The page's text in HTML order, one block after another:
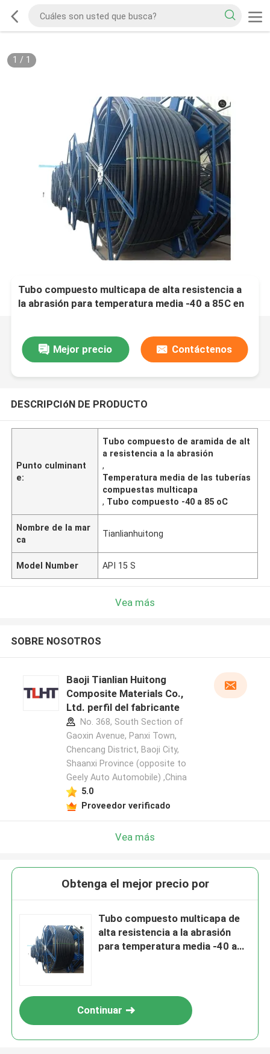
1 / 1
Tubo compuesto multicapa de alta resistencia a
la abrasión para temperatura media -40 a 85C en
Mejor precio Contáctenos
DESCRIPCIóN DE PRODUCTO
Punto culminant
e:
Tubo compuesto de aramida de alt
a resistencia a la abrasión
,
Temperatura media de las tuberías
compuestas multicapa
, Tubo compuesto -40 a 85 oC
Nombre de la mar
ca
Tianlianhuitong
Model Number API 15 S
Vea más
SOBRE NOSOTROS
Baoji Tianlian Huitong
Composite Materials Co.,
Ltd. perfil del fabricante
No. 368, South Section of
Gaoxin Avenue, Panxi Town,
Chencang District, Baoji City,
Shaanxi Province (opposite to
Geely Auto Automobile) ,China
5.0
Proveedor verificado
Vea más
Obtenga el mejor precio por
Tubo compuesto multicapa de
alta resistencia a la abrasión
para temperatura media -40 a
Continuar